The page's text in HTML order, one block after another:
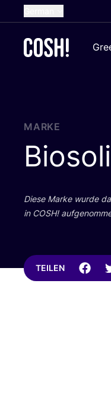
Dutch
Croatian
MARKE
Die­se Mar­ke wur­de
in COSH!
TEILEN